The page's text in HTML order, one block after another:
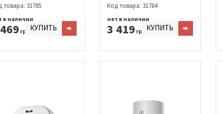
товара: 31785
грн.
в наличии
КУПИТЬ
Код товара: 31784
3 419 грн.
нет в наличии
КУПИТЬ